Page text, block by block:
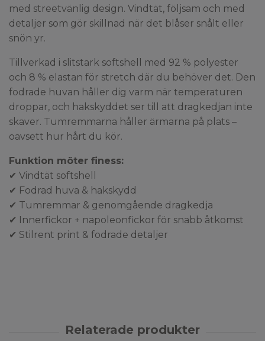
med streetvänlig design. Vindtät, följsam och med
detaljer som gör skillnad när det blåser snålt eller
snön yr.
Tillverkad i slitstark softshell med 92 % polyester
och 8 % elastan för stretch där du behöver det. Den
fodrade huvan håller dig varm när temperaturen
droppar, och hakskyddet ser till att dragkedjan inte
skaver. Tumremmarna håller ärmarna på plats –
oavsett hur hårt du kör.
Funktion möter finess:
✔ Vindtät softshell
✔ Fodrad huva & hakskydd
✔ Tumremmar & genomgående dragkedja
✔ Innerfickor + napoleonfickor för snabb åtkomst
✔ Stilrent print & fodrade detaljer